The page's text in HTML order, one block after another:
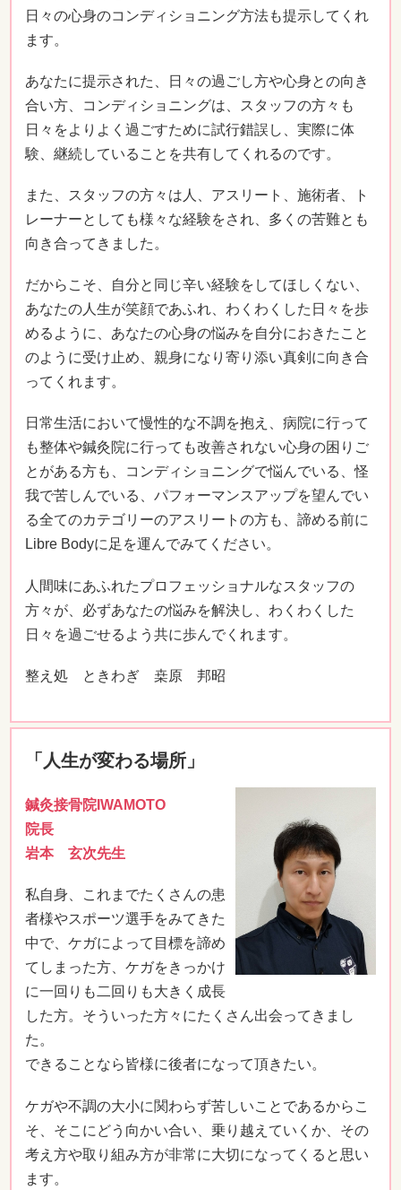
日々の心身のコンディショニング方法も提示してくれ
ます。
あなたに提示された、日々の過ごし方や心身との向き
合い方、コンディショニングは、スタッフの方々も
日々をよりよく過ごすために試行錯誤し、実際に体
験、継続していることを共有してくれるのです。
また、スタッフの方々は人、アスリート、施術者、ト
レーナーとしても様々な経験をされ、多くの苦難とも
向き合ってきました。
だからこそ、自分と同じ辛い経験をしてほしくない、
あなたの人生が笑顔であふれ、わくわくした日々を歩
めるように、あなたの心身の悩みを自分におきたこと
のように受け止め、親身になり寄り添い真剣に向き合
ってくれます。
日常生活において慢性的な不調を抱え、病院に行って
も整体や鍼灸院に行っても改善されない心身の困りご
とがある方も、コンディショニングで悩んでいる、怪
我で苦しんでいる、パフォーマンスアップを望んでい
る全てのカテゴリーのアスリートの方も、諦める前に
Libre Bodyに足を運んでみてください。
人間味にあふれたプロフェッショナルなスタッフの
方々が、必ずあなたの悩みを解決し、わくわくした
日々を過ごせるよう共に歩んでくれます。
整え処 ときわぎ 桒原 邦昭
「人生が変わる場所」
鍼灸接骨院IWAMOTO
院長
岩本 玄次先生
私自身、これまでたくさんの患
者様やスポーツ選手をみてきた
中で、ケガによって目標を諦め
てしまった方、ケガをきっかけ
に一回りも二回りも大きく成長
した方。そういった方々にたくさん出会ってきまし
た。
できることなら皆様に後者になって頂きたい。
ケガや不調の大小に関わらず苦しいことであるからこ
そ、そこにどう向かい合い、乗り越えていくか、その
考え方や取り組み方が非常に大切になってくると思い
ます。